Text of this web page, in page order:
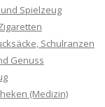
Spielzeug
Schulranzen
Genuss
(Medizin)